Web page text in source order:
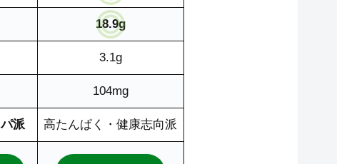
18.9g
3.1g
104mg
派 高たんぱく・健康志向派